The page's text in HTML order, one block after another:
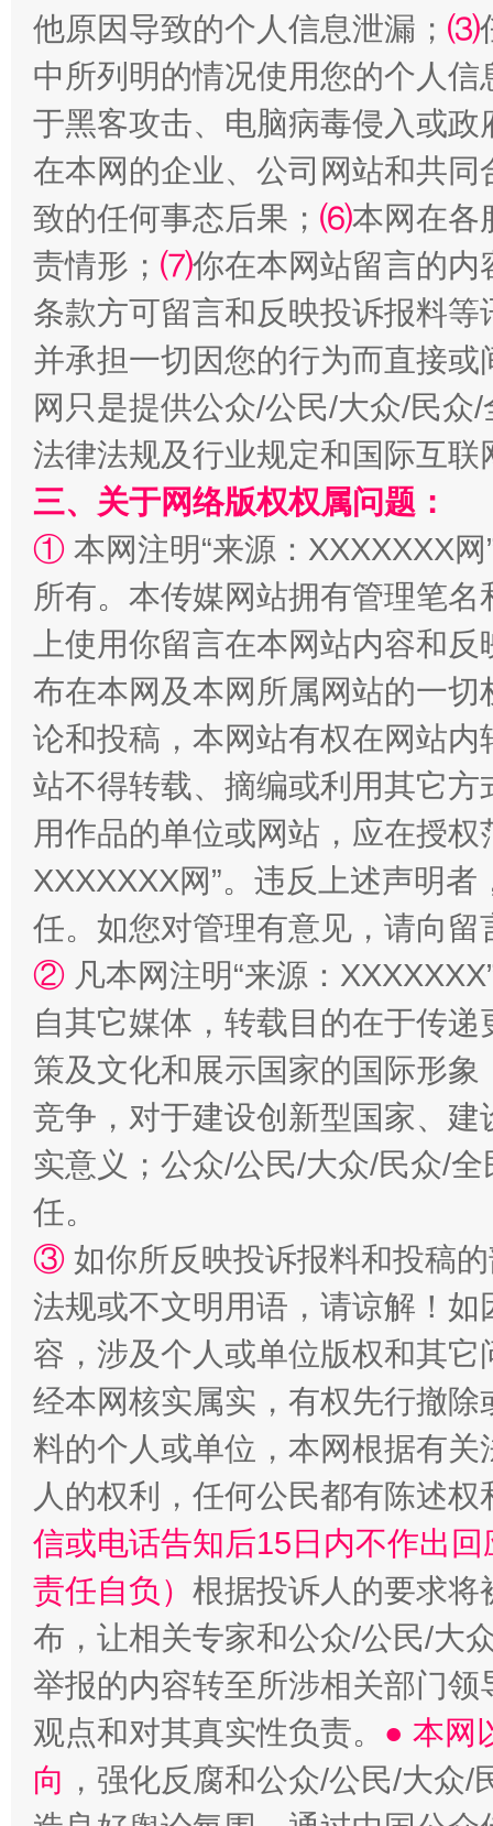
阿坝州三大球赛在茂县开幕 规模
国家大学科技园优化重塑工作
扯下公款旅游的“隐身衣” 如何以
“蜀中异人”王建安的艺术幻境
他原因导致的个人信息泄漏； ⑶
中所列明的情况使用您的个人
于黑客攻击、电脑病毒侵入或
在本网的企业、公司网站和共
致的任何事态后果； ⑹本网在各
责情形； ⑺你在本网站留言的内
条款方可留言和反映投诉报料
并承担一切因您的行为而直接
网只是提供公众/公民/大众/民
法律法规及行业规定和国际互
三、关于网络版权权属问题：
① 本网注明“来源：XXXXXXX
所有。本传媒网站拥有管理笔
上使用你留言在本网站内容和
布在本网及本网所属网站的一
论和投稿，本网站有权在网站
站不得转载、摘编或利用其它
用作品的单位或网站，应在授
XXXXXXX网”。违反上述声明
任。如您对管理有意见，请向
② 凡本网注明“来源：
自其它媒体，转载目的在于传
策及文化和展示国家的国际形
竞争，对于建设创新型国家、
实意义；公众/公民/大众/民众/
任。
③ 如你所反映投诉报料和投稿
法规或不文明用语，请谅解！
容，涉及个人或单位版权和其它
经本网核实属实，有权先行撤
料的个人或单位，本网根据有
人的权利，任何公民都有陈述
信或电话告知后15日内不作出
责任自负） 根据投诉人的要求将
布，让相关专家和公众/公民/大
举报的内容转至所涉相关部门
观点和对其真实性负责。 ● 本网
向 ，强化反腐和公众/公民/大众